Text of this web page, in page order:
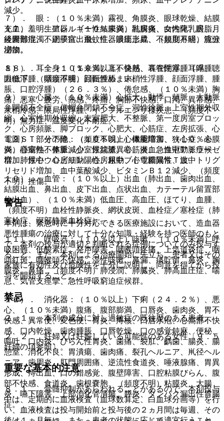
減少。
１７）． 生殖器：（１０％未満）乳房痛、女性化乳房、月
経困難症、不正子宮出血、性器潰瘍形成、不規則月経、腟分
泌物。
１８）． 全身：（１０％以上）発熱、表在性浮腫（浮腫、
眼瞼浮腫、咽頭浮腫、顔面腫脹、末梢性浮腫、顔面浮腫、腫
脹、口腔浮腫）（２６．３％）、倦怠感、（１０％未満）胸
痛、悪寒、疲労、熱感、疼痛、胸部不快感、口渇、異常感、
末梢冷感、限局性浮腫、インフルエンザ様疾患、（頻度不
明）無力症、温度変化不耐症。
１９）． その他：（１０％以上）体重増加、（１０％未
満）腫瘍熱、体重減少、尿沈渣異常、潜血、血中アミラーゼ
増加、尿中ウロビリン陽性、尿中ブドウ糖陽性、血中トリグ
リセリド増加、血中葉酸減少、ビタミンＢ１２減少、（頻度
不明）挫傷。
警告
本剤は、緊急時に十分対応できる医療施設において、造血器
悪性腫瘍の治療に対して十分な知識・経験を持つ医師のもと
で、本剤の投与が適切と判断される症例についてのみ投与す
ること。また、本剤による治療開始に先立ち、患者又はその
家族に有効性及び危険性を十分に説明し、同意を得てから投
与を開始すること。
禁忌
２．１． 本剤の成分に対し過敏症の既往歴のある患者。
２．２． 妊婦又は妊娠している可能性のある女性〔９．５
妊婦の項参照〕。
重要な基本的注意
８．１． 骨髄抑制があらわれることがあるので、本剤投与
中は、定期的に血液検査（血球数算定、白血球分画等）を行
い、血液検査は投与開始前と投与後の２ヵ月間は毎週、その
７）． 眼：（１０％未満）霧視、角膜炎、眼球乾燥、結膜
充血、羞明、アレルギー性結膜炎、結膜炎、白内障、眼脂、
後嚢部混濁、網膜症、飛蚊症、眼圧上昇、（頻度不明）流涙
増加。
８）． 耳：（１０％未満）耳不快感、耳管閉塞、耳鳴、聴
力低下、（頻度不明）回転性めまい。
９）． 心臓：（１０％未満）心拡大、動悸、頻脈、大動脈
弁閉鎖不全症、僧帽弁閉鎖不全症、洞性徐脈、上室性期外収
縮、心室性期外収縮、左室肥大、不整脈、第一度房室ブロッ
ク、心房頻脈、脚ブロック、心肥大、心筋症、左房拡張、心
電図ＳＴ部分下降、（頻度不明）心機能障害、狭心症、心膜
炎、心室性不整脈、心室性頻脈、心筋炎、急性冠動脈症候
群、肺性心、心房細動、心房粗動、心電図異常Ｔ波。
１０）． 血管：（１０％以上）出血（肺出血、歯肉出血、
結膜出血、鼻出血、皮下出血、点状出血、カテーテル留置部
位出血）、（１０％未満）低血圧、高血圧、ほてり、血腫、
（頻度不明）血栓性静脈炎、網状皮斑、血栓症／塞栓症（肺
塞栓症、深部静脈血栓症）。
１１）． 呼吸器：（１０％以上）咳嗽、（１０％未満）呼
吸困難、低酸素症、発声障害、咽喉頭疼痛、上気道炎症、咽
頭紅斑、咽喉頭不快感、湿性咳嗽、鼻漏、痰貯留、鼻炎、胸
膜炎、鼻痛、（頻度不明）肺浸潤、肺臓炎、肺高血圧症、喘
息、気管支痙攣、急性呼吸窮迫症候群。
１２）． 消化器：（１０％以上）下痢（２４．２％）、悪
心、（１０％未満）腹痛、腹部膨満、口唇炎、歯肉炎、胃不
快感、異常便、変色便、胃炎、痔核、口唇水疱、心窩部不快
感、口内乾燥、歯肉腫脹、口唇乾燥、口の感覚鈍麻、便秘、
嘔吐、口内炎、びらん性胃炎、歯痛、裂肛、齲歯、腸炎、腸
憩室、消化不良、胃潰瘍、歯肉痛、裂孔ヘルニア、鼡径ヘル
ニア、歯周炎、肛門周囲痛、逆流性食道炎、唾液腺痛、胃異
形成、痔出血、口の錯感覚、腹壁障害、口腔粘膜びらん、腹
部不快感、食道炎、歯根嚢胞、（頻度不明）粘膜炎、大腸
炎、嚥下障害、上部消化管潰瘍、膵炎、タンパク漏出性胃腸
症。